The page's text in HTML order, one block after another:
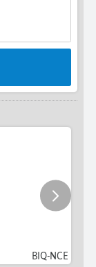
BIQ-NCE